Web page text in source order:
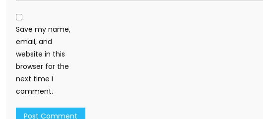
Save my name,
email, and
website in this
browser for the
next time I
comment.